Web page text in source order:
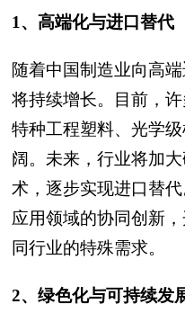
1、高端化与进口替代
随着中国制造业向高
将持续增长。目前，
特种工程塑料、光学
阔。未来，行业将加
术，逐步实现进口替
应用领域的协同创新
同行业的特殊需求。
2、绿色化与可持续发